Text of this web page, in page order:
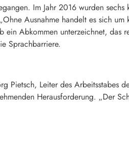
Im Jahr 2016 wurden
Ausnahme handelt es sich
ein Abkommen unterzeichnet, das
Sprachbarriere.
Pietsch, Leiter des Arbeitsstabes
Herausforderung. „Der